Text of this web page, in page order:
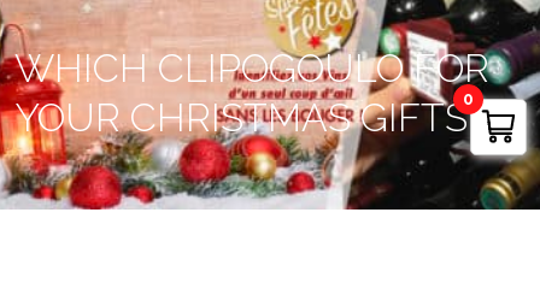
WHICH CLIPOGOULO FOR
YOUR CHRISTMAS GIFTS ?
0